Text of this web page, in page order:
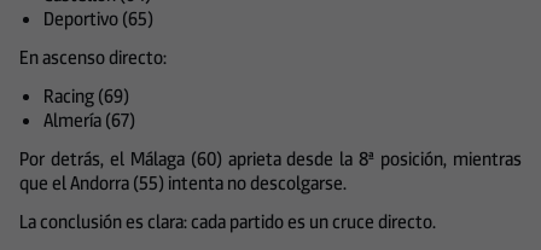
Deportivo (65)
En ascenso directo:
Racing (69)
Almería (67)
Por detrás, el Málaga (60) aprieta desde la 8ª posición, mientras
que el Andorra (55) intenta no descolgarse.
La conclusión es clara: cada partido es un cruce directo.